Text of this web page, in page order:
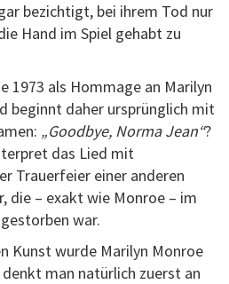
bezichtigt, bei ihrem Tod nur
Hand im Spiel gehabt zu
1973 als Hommage an Marilyn
beginnt daher ursprünglich mit
„Goodbye, Norma Jean“?
das Lied mit
Trauerfeier einer anderen
die – exakt wie Monroe – im
war.
Kunst wurde Marilyn Monroe
man natürlich zuerst an